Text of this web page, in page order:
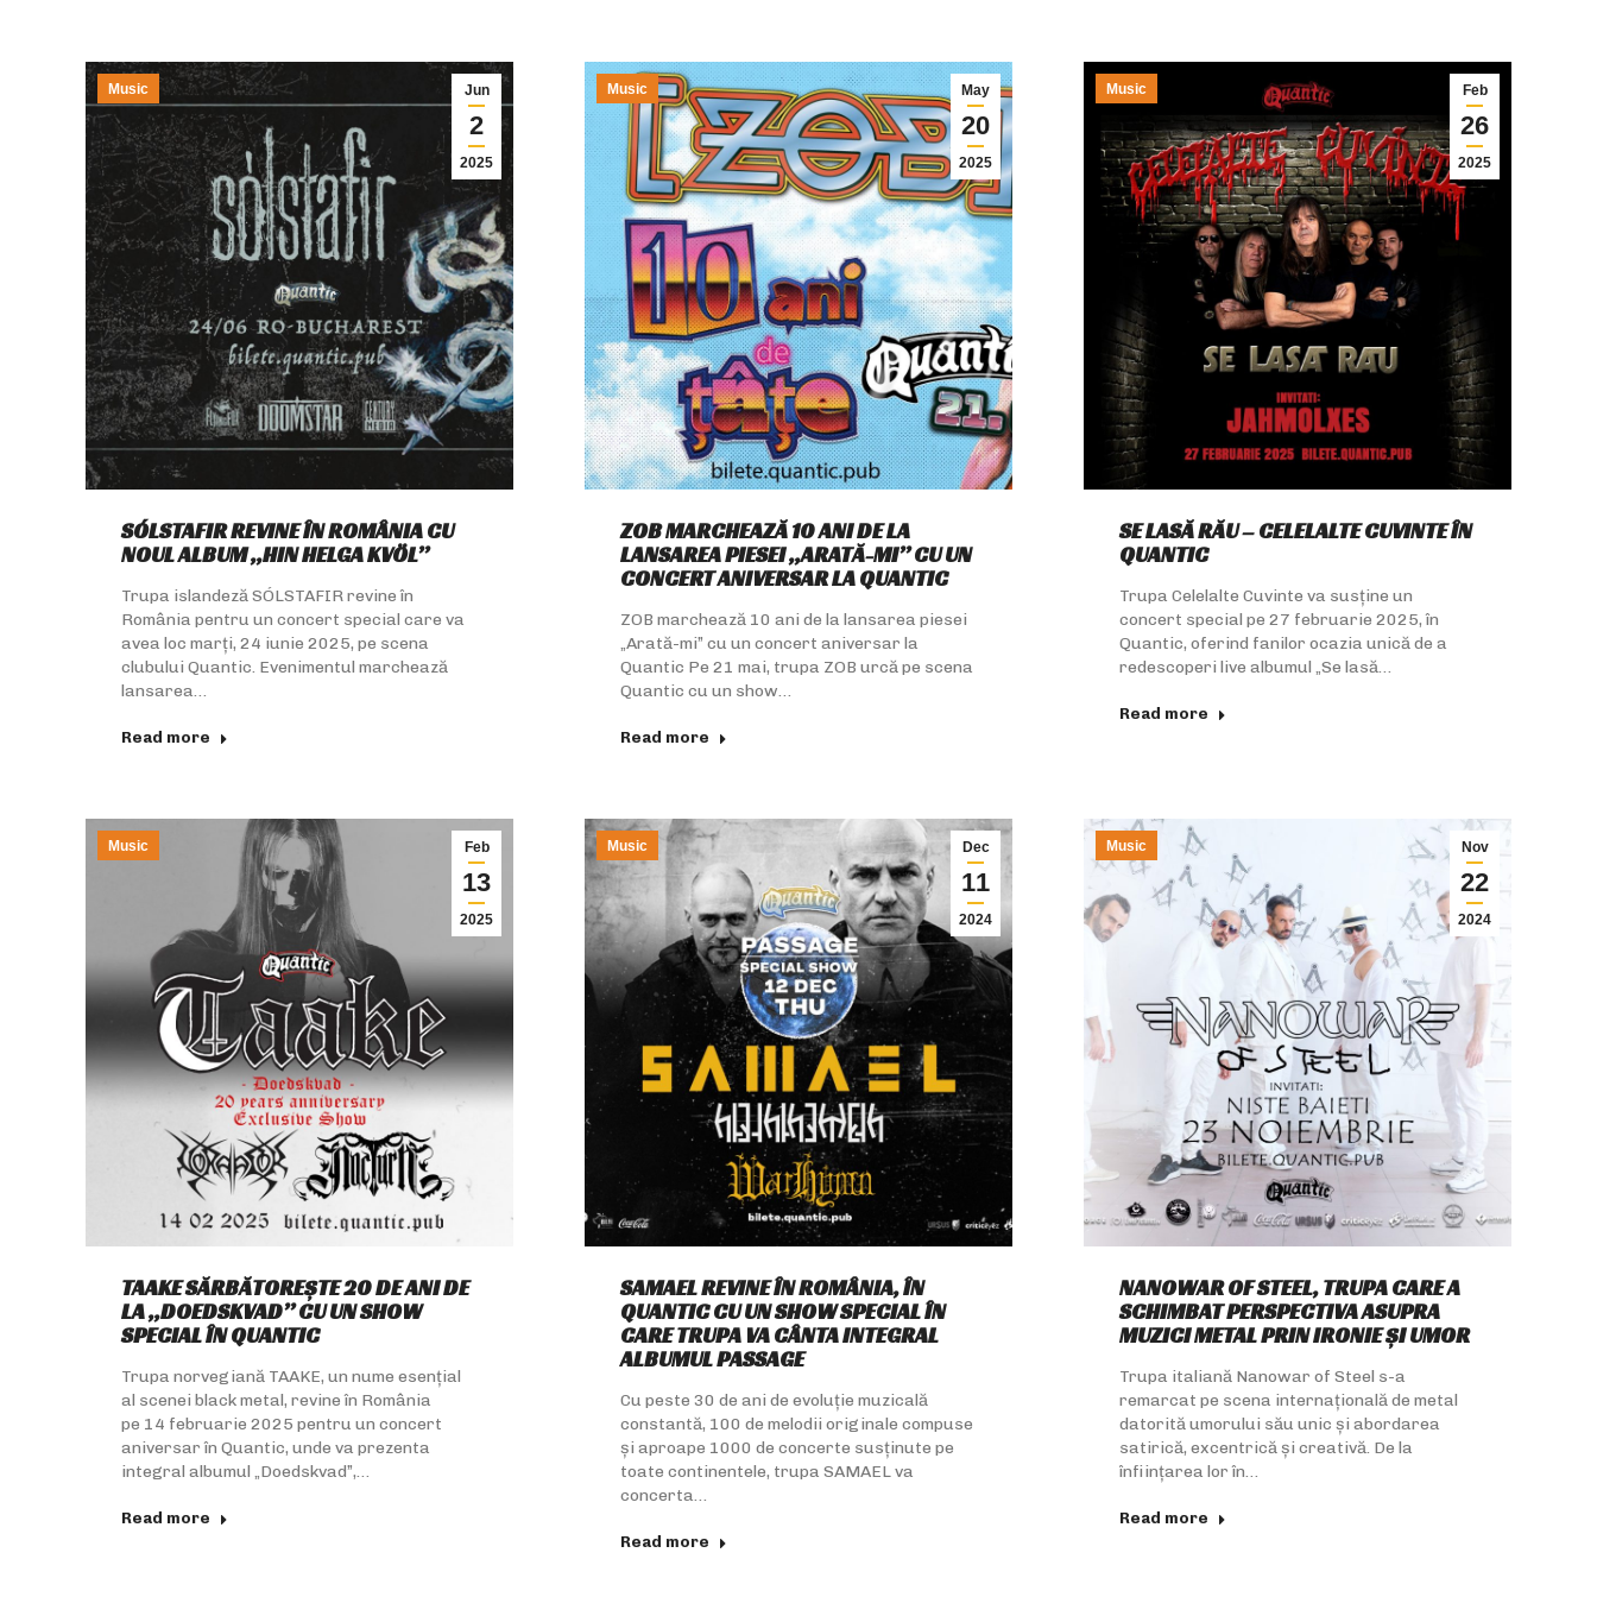
Jun
2
2025
Music
SÓLSTAFIR REVINE ÎN ROMÂNIA CU
NOUL ALBUM „HIN HELGA KVÖL”
Trupa islandeză SÓLSTAFIR revine în
România pentru un concert special care va
avea loc marți, 24 iunie 2025, pe scena
clubului Quantic. Evenimentul marchează
lansarea…
Read more
May
20
2025
Music
ZOB MARCHEAZĂ 10 ANI DE LA
LANSAREA PIESEI „ARATĂ-MI” CU UN
CONCERT ANIVERSAR LA QUANTIC
ZOB marchează 10 ani de la lansarea piesei
„Arată-mi” cu un concert aniversar la
Quantic Pe 21 mai, trupa ZOB urcă pe scena
Quantic cu un show…
Read more
Feb
26
2025
Music
SE LASĂ RĂU – CELELALTE CUVINTE ÎN
QUANTIC
Trupa Celelalte Cuvinte va susține un
concert special pe 27 februarie 2025, în
Quantic, oferind fanilor ocazia unică de a
redescoperi live albumul „Se lasă…
Read more
Feb
13
2025
Music
TAAKE SĂRBĂTOREȘTE 20 DE ANI DE
LA „DOEDSKVAD” CU UN SHOW
SPECIAL ÎN QUANTIC
Trupa norvegiană TAAKE, un nume esențial
al scenei black metal, revine în România
pe 14 februarie 2025 pentru un concert
aniversar în Quantic, unde va prezenta
integral albumul „Doedskvad”,…
Read more
Dec
11
2024
Music
SAMAEL REVINE ÎN ROMÂNIA, ÎN
QUANTIC CU UN SHOW SPECIAL ÎN
CARE TRUPA VA CÂNTA INTEGRAL
ALBUMUL PASSAGE
Cu peste 30 de ani de evoluție muzicală
constantă, 100 de melodii originale compuse
și aproape 1000 de concerte susținute pe
toate continentele, trupa SAMAEL va
concerta…
Read more
Nov
22
2024
Music
NANOWAR OF STEEL, TRUPA CARE A
SCHIMBAT PERSPECTIVA ASUPRA
MUZICI METAL PRIN IRONIE ȘI UMOR
Trupa italiană Nanowar of Steel s-a
remarcat pe scena internațională de metal
datorită umorului său unic și abordarea
satirică, excentrică și creativă. De la
înființarea lor în…
Read more